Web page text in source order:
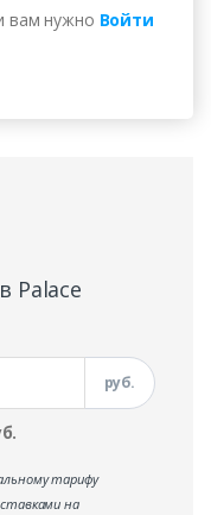
вам нужно Войти
Palace
руб.
тарифу
на